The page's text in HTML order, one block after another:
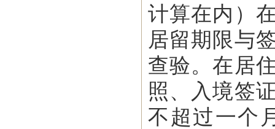
计算在内）
居留期限与
查验。在居
照、入境签
不超过一个